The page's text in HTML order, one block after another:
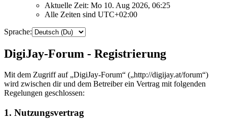
Aktuelle Zeit: Mo 10. Aug 2026, 06:25
Alle Zeiten sind UTC+02:00
Sprache:
DigiJay-Forum - Registrierung
Mit dem Zugriff auf „DigiJay-Forum“ („http://digijay.at/forum“)
wird zwischen dir und dem Betreiber ein Vertrag mit folgenden
Regelungen geschlossen:
1. Nutzungsvertrag